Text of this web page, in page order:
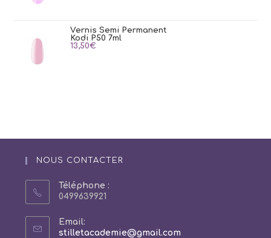
Vernis Semi Permanent
Kodi P50 7ml
13,50€
NOUS CONTACTER
Téléphone :
0499639921
Email:
stilletacademie@gmail.comS’ouvre